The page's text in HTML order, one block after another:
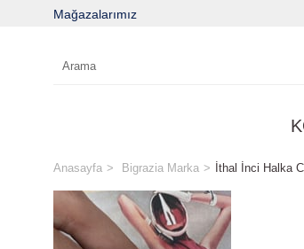
Mağazalarımız
Anasayfa Bigrazia Marka İthal İnci Halka